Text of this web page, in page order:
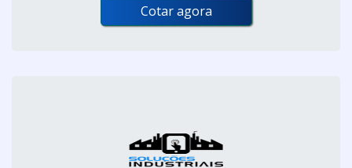
Cotar agora